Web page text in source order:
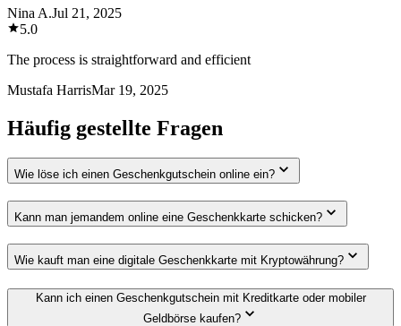
Nina A.Jul 21, 2025
5.0
The process is straightforward and efficient
Mustafa HarrisMar 19, 2025
Häufig gestellte Fragen
Wie löse ich einen Geschenkgutschein online ein?
Kann man jemandem online eine Geschenkkarte schicken?
Wie kauft man eine digitale Geschenkkarte mit Kryptowährung?
Kann ich einen Geschenkgutschein mit Kreditkarte oder mobiler
Geldbörse kaufen?